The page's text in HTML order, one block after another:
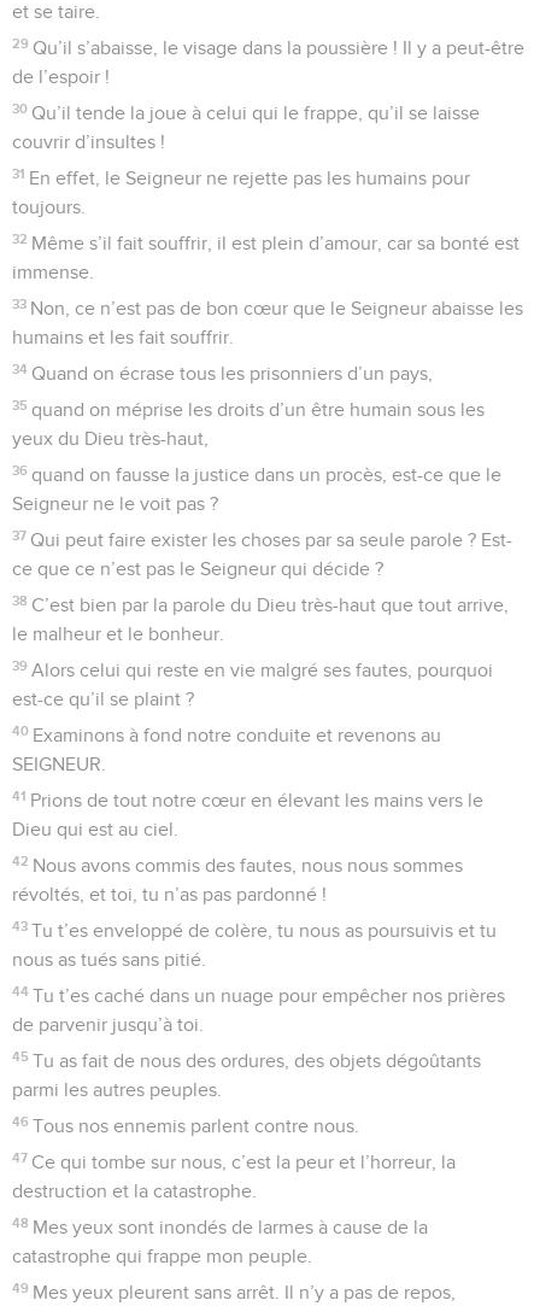
et se taire.
29 Qu’il s’abaisse, le visage dans la poussière ! Il y a peut-être
de l’espoir !
30 Qu’il tende la joue à celui qui le frappe, qu’il se laisse
couvrir d’insultes !
31 En effet, le Seigneur ne rejette pas les humains pour
toujours.
32 Même s’il fait souffrir, il est plein d’amour, car sa bonté est
immense.
33 Non, ce n’est pas de bon cœur que le Seigneur abaisse les
humains et les fait souffrir.
34 Quand on écrase tous les prisonniers d’un pays,
35 quand on méprise les droits d’un être humain sous les
yeux du Dieu très-haut,
36 quand on fausse la justice dans un procès, est-ce que le
Seigneur ne le voit pas ?
37 Qui peut faire exister les choses par sa seule parole ? Est-
ce que ce n’est pas le Seigneur qui décide ?
38 C’est bien par la parole du Dieu très-haut que tout arrive,
le malheur et le bonheur.
39 Alors celui qui reste en vie malgré ses fautes, pourquoi
est-ce qu’il se plaint ?
40 Examinons à fond notre conduite et revenons au
SEIGNEUR.
41 Prions de tout notre cœur en élevant les mains vers le
Dieu qui est au ciel.
42 Nous avons commis des fautes, nous nous sommes
révoltés, et toi, tu n’as pas pardonné !
43 Tu t’es enveloppé de colère, tu nous as poursuivis et tu
nous as tués sans pitié.
44 Tu t’es caché dans un nuage pour empêcher nos prières
de parvenir jusqu’à toi.
45 Tu as fait de nous des ordures, des objets dégoûtants
parmi les autres peuples.
46 Tous nos ennemis parlent contre nous.
47 Ce qui tombe sur nous, c’est la peur et l’horreur, la
destruction et la catastrophe.
48 Mes yeux sont inondés de larmes à cause de la
catastrophe qui frappe mon peuple.
49 Mes yeux pleurent sans arrêt. Il n’y a pas de repos,